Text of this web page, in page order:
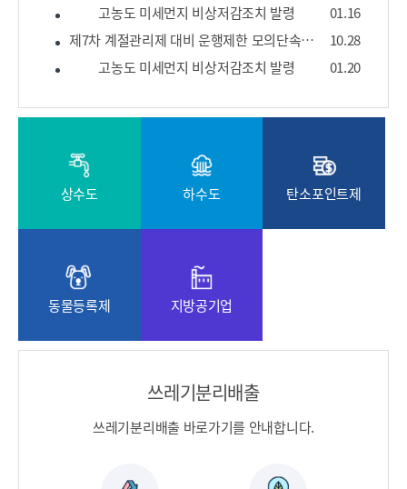
고농도 미세먼지 비상저감조치 발령
01.16
제7차 계절관리제 대비 운행제한 모의단속실시 알림
10.28
고농도 미세먼지 비상저감조치 발령
01.20
상수도 하수도 탄소포인트제
동물등록제 지방공기업
쓰레기분리배출
쓰레기분리배출 바로가기를 안내합니다.